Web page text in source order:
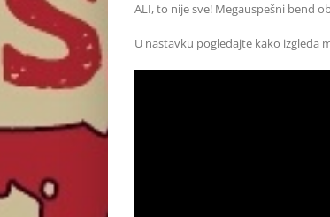
ALI, to nije sve! Megauspešni bend
U nastavku pogledajte kako izgleda